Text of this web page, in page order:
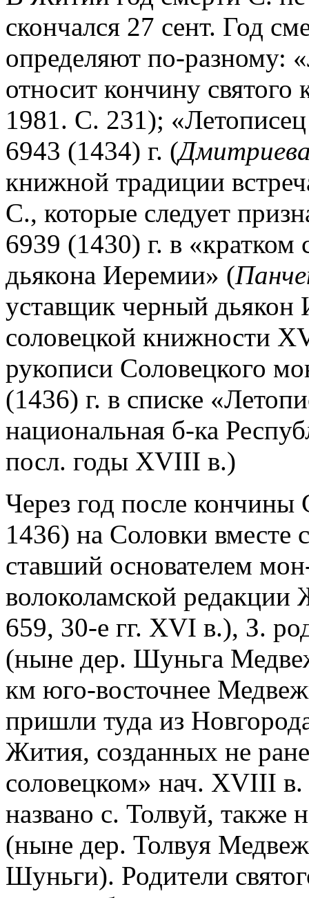
скончался 27 сент. Год
определяют по-разному:
относит кончину святого
1981. С. 231);
6943 (1434) г. (
книжной традиции
С., которые следует
6939 (1430) г. в «кратком
дьякона Иеремии» (
уставщик черный дьякон
соловецкой книжности
рукописи Соловецкого
(1436) г. в списке
национальная б-ка
посл. годы XVIII в.)
Через год после кончины
1436) на Соловки
ставший основателем
волоколамской
659, 30-е гг. XVI в.), З.
(ныне дер. Шуньга
км юго-восточнее
пришли туда из
Жития, созданных не
соловецком» нач. XVIII
названо с. Толвуй, также
(ныне дер. Толвуя
Шуньги). Родители